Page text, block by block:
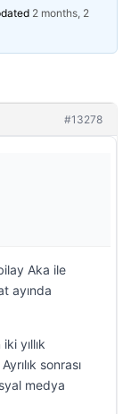
2 months, 2
#13278
Aka ile
ayında
yıllık
sonrası
medya